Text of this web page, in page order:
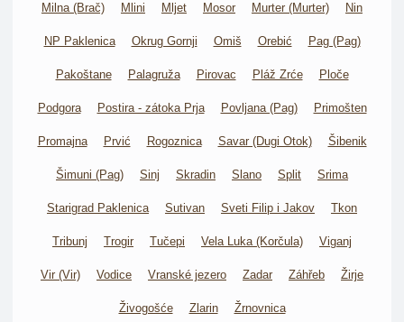
Milna (Brač) Mlini Mljet Mosor Murter (Murter) Nin
NP Paklenica Okrug Gornji Omiš Orebić Pag (Pag)
Pakoštane Palagruža Pirovac Pláž Zrće Ploče
Podgora Postira - zátoka Prja Povljana (Pag) Primošten
Promajna Prvić Rogoznica Savar (Dugi Otok) Šibenik
Šimuni (Pag) Sinj Skradin Slano Split Srima
Starigrad Paklenica Sutivan Sveti Filip i Jakov Tkon
Tribunj Trogir Tučepi Vela Luka (Korčula) Viganj
Vir (Vir) Vodice Vranské jezero Zadar Záhřeb Žirje
Živogošće Zlarin Žrnovnica